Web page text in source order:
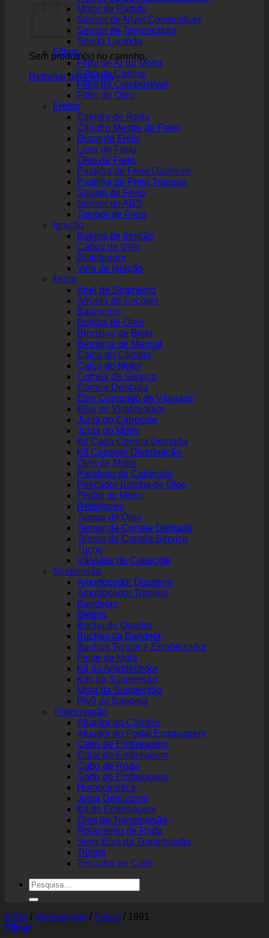
Sem produto(s) no carrinho.
Retornar para a loja
Motor de Partida
Sensor de Nível Combustível
Sensor de Temperatura
Sonda Lambda
Filtros
Filtro de Ar do Motor
Filtro de Cabine
Filtro de Combustível
Filtro de Óleo
Freios
Cilindro de Roda
Cilindro Mestre de Freio
Disco de Freio
Lona de Freio
Óleo de Freio
Pastilha de Freio Dianteiro
Pastilha de Freio Traseira
Sapata de Freio
Sensor do ABS
Tambor de Freio
Ignição
Bobina de Ignição
Cabos de Vela
Distribuidor
Vela de Ignição
Motor
Anel de Segmento
Arruela de Encosto
Balancins
Bomba de Óleo
Bronzina de Biela
Bronzina de Mancal
Calço do Câmbio
Calço do Motor
Correia de Serviço
Correia Dentada
Eixo Comando de Válvulas
Eixo de Virabrequim
Junta do Cabeçote
Junta do Motor
Kit Capa Correia Dentada
Kit Corrente Distribuição
Óleo de Motor
Parafuso de Cabeçote
Pescador Bomba de Óleo
Pistão do Motor
Retentores
Tampa do Óleo
Tensor da Correia Dentada
Tensor da Correia Serviço
Tucho
Válvulas de Cabeçote
Suspensão
Amortecedor Dianteiro
Amortecedor Traseiro
Bandejas
Bieleta
Bucha do Quadro
Buchas da Bandeja
Buchas Tensor e Estabilizador
Feixe de Mola
Kit do Amortecedor
Kits da Suspensão
Mola da Suspensão
Pivô da Bandeja
Transmissão
Atuador do Câmbio
Atuador do Pedal Embreagem
Cabo de Embreagem
Colar de Embreagem
Cubo de Roda
Garfo de Embreagem
Homocinética
Junta Deslizante
Kit de Embreagem
Óleo de Transmissão
Rolamento de Roda
Semi Eixo da Transmissão
Trizeta
Trocador de Calor
Pesquisar
por:
Início / Volkswagen / Fusca / 1991
Filtrar